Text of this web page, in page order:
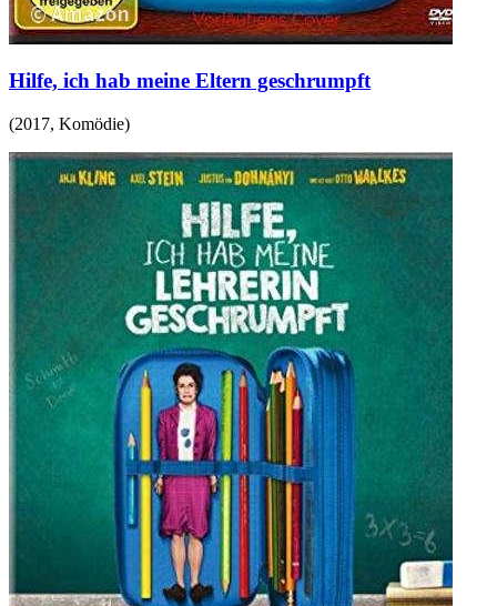
Hilfe, ich hab meine Eltern geschrumpft
(2017, Komödie)